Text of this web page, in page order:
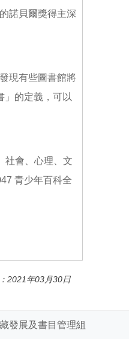
諾貝爾獎得主深
現有些圖書館將
」的定義，可以
社會、心理、文
青少年百科全
2021年03月30日
發展及書目管理組